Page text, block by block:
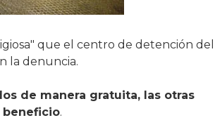
que el centro de detención del
la denuncia.
de manera gratuita, las otras
beneficio.